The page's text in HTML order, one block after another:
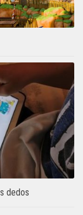
dedos